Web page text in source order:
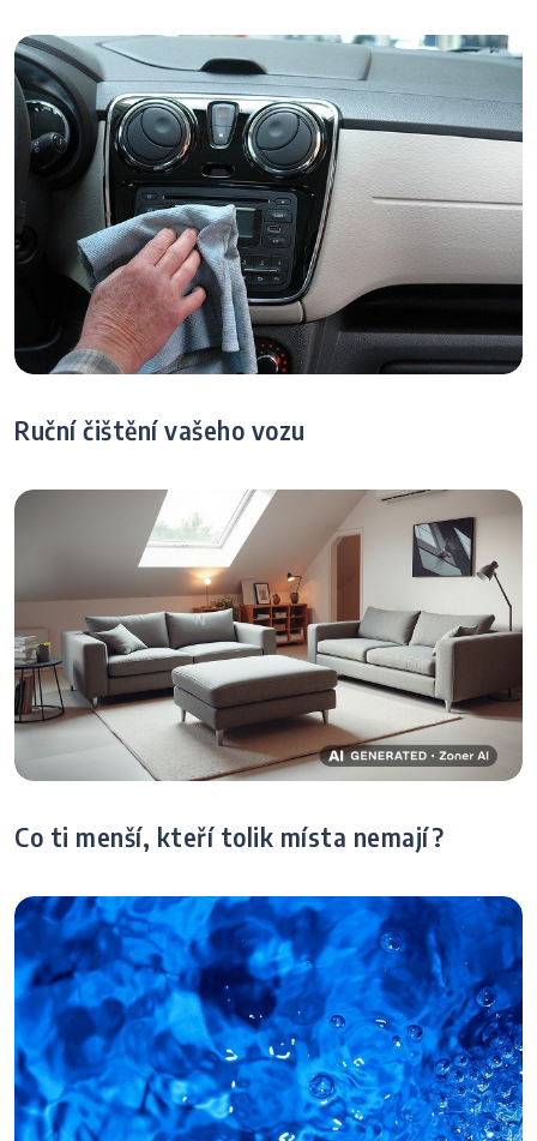
Ruční čištění vašeho vozu
Co ti menší, kteří tolik místa nemají?